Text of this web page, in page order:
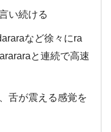
い続ける
など徐々にra
と連続で高速
舌が震える感覚を